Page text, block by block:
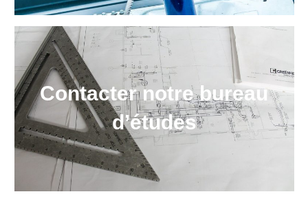
Contacter notre bureau
d’études